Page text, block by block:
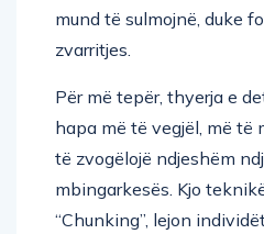
mund të sulmojnë, duke
zvarritjes.
Për më tepër, thyerja e
hapa më të vegjël, më të
të zvogëlojë ndjeshëm
mbingarkesës. Kjo
“Chunking”, lejon